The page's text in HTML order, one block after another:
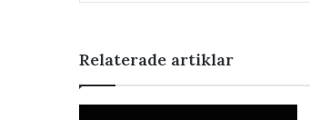
Relaterade artiklar